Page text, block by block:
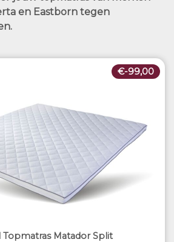
en Eastborn tegen
€-99,00
Matador Split